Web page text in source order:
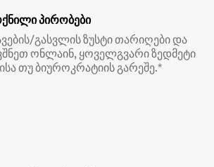
პირობები
გასვლის ზუსტი თარიღები და
ონლაინ, ყოველგვარი ზედმეტი
თუ ბიუროკრატიის გარეშე.*